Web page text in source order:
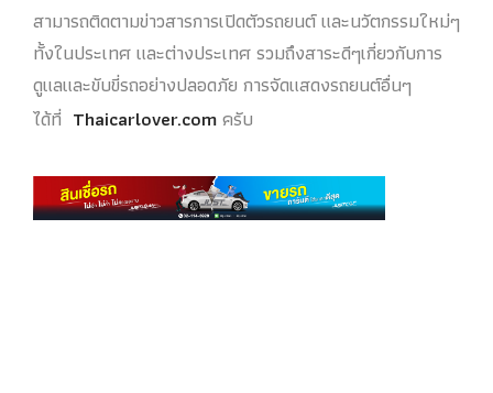
สามารถติดตามข่าวสารการเปิดตัวรถยนต์ และนวัตกรรมใหม่ๆ
ทั้งในประเทศ และต่างประเทศ รวมถึงสาระดีๆเกี่ยวกับการ
ดูแลและขับขี่รถอย่างปลอดภัย การจัดแสดงรถยนต์อื่นๆ
ได้ที่ Thaicarlover.comครับ